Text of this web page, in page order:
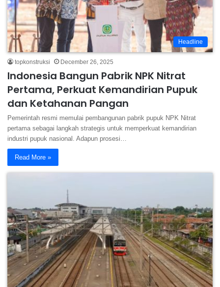
Headline
topkonstruksi December 26, 2025
Indonesia Bangun Pabrik NPK Nitrat
Pertama, Perkuat Kemandirian Pupuk
dan Ketahanan Pangan
Pemerintah resmi memulai pembangunan pabrik pupuk NPK Nitrat
pertama sebagai langkah strategis untuk memperkuat kemandirian
industri pupuk nasional. Adapun prosesi…
Read More »